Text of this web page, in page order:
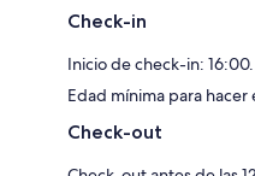
Check-in
Inicio de check-in:
Edad mínima para hacer
Check-out